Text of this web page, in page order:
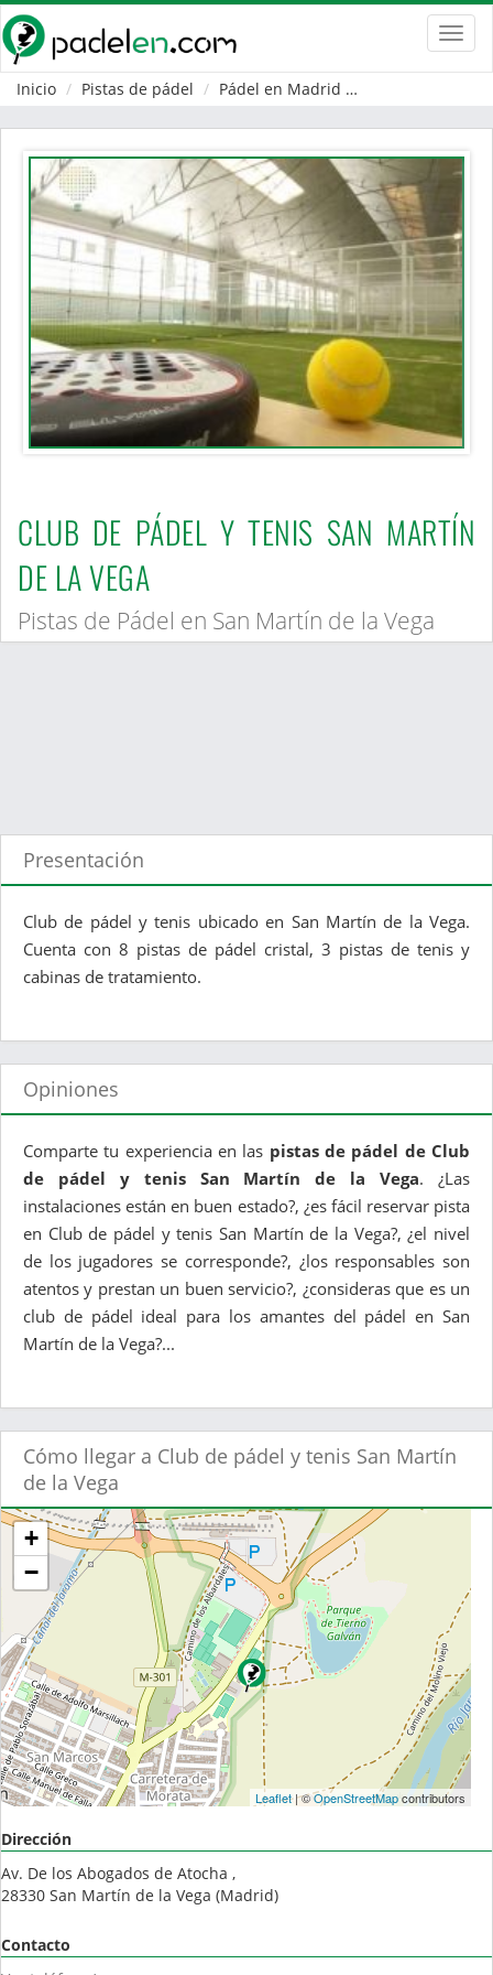
Inicio
Pistas de pádel Pádel en Madrid
CLUB DE PÁDEL Y TENIS SAN MARTÍN
DE LA VEGA
Pistas de Pádel en San Martín de la Vega
Presentación
Club de pádel y tenis ubicado en San Martín de la Vega.
Cuenta con 8 pistas de pádel cristal, 3 pistas de tenis y
cabinas de tratamiento.
Opiniones
Comparte tu experiencia en las pistas de pádel de Club
de pádel y tenis San Martín de la Vega. ¿Las
instalaciones están en buen estado?, ¿es fácil reservar pista
en Club de pádel y tenis San Martín de la Vega?, ¿el nivel
de los jugadores se corresponde?, ¿los responsables son
atentos y prestan un buen servicio?, ¿consideras que es un
club de pádel ideal para los amantes del pádel en San
Martín de la Vega?...
Cómo llegar a Club de pádel y tenis San Martín
de la Vega
+
−
Leaflet| ©OpenStreetMapcontributors
Dirección
Av. De los Abogados de Atocha ,
28330 San Martín de la Vega (Madrid)
Contacto